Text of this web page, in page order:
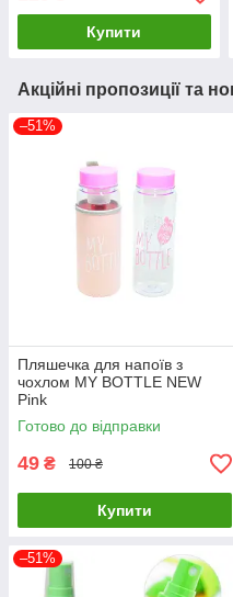
Купити
Акційні пропозиції та
–51%
Пляшечка для напоїв з
чохлом MY BOTTLE NEW
Pink
Готово до відправки
49 ₴ 100 ₴
Купити
–51%